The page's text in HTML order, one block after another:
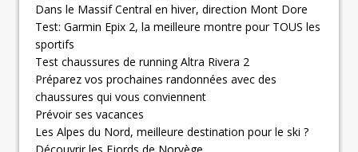
Dans le Massif Central en hiver, direction Mont Dore
Test: Garmin Epix 2, la meilleure montre pour TOUS les
sportifs
Test chaussures de running Altra Rivera 2
Préparez vos prochaines randonnées avec des
chaussures qui vous conviennent
Prévoir ses vacances
Les Alpes du Nord, meilleure destination pour le ski ?